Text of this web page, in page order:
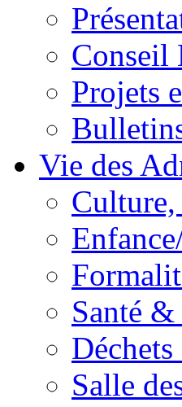
Conseil
Projets
Vie des
Santé
Salle